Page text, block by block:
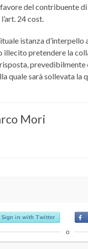
del contribuente
24 cost.
istanza d’interpello
pretendere la
quale sarà sollevata
Mori
o